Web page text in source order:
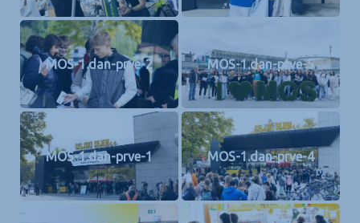
MOS-1.dan-prve-2 MOS-1.dan-prve-5
MOS-1.dan-prve-1 MOS-1.dan-prve-4